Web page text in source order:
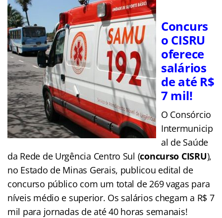
Concurs
o CISRU
oferece
salários
de até R$
7 mil!
O Consórcio
Intermunicip
al de Saúde
da Rede de Urgência Centro Sul (concurso CISRU),
no Estado de Minas Gerais, publicou edital de
concurso público com um total de 269 vagas para
níveis médio e superior. Os salários chegam a R$ 7
mil para jornadas de até 40 horas semanais!